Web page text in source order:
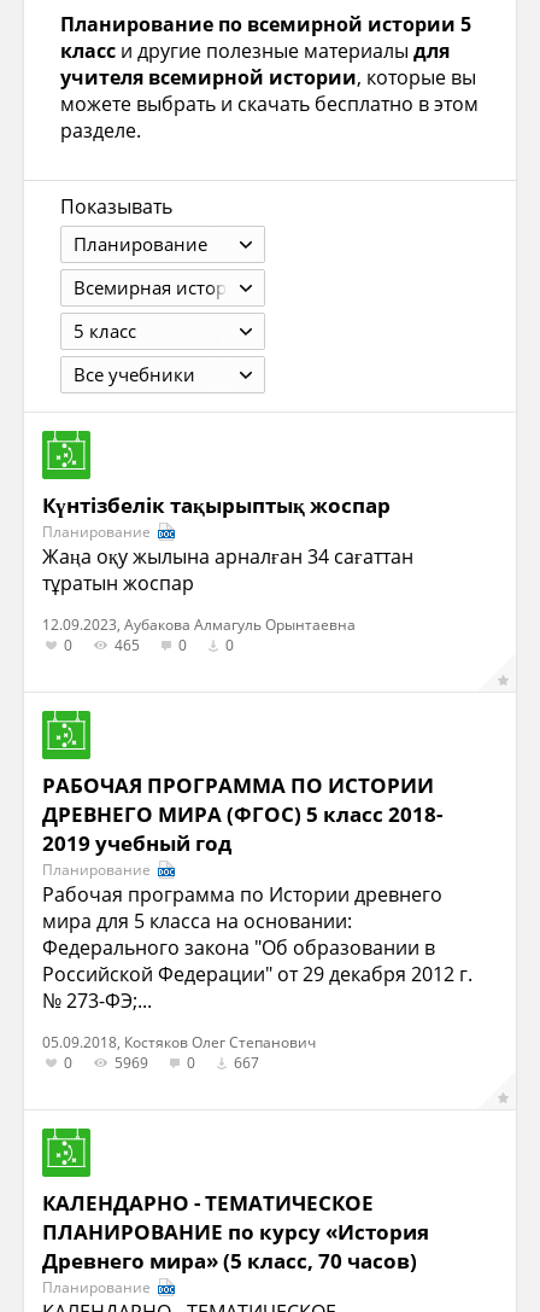
Планирование по всемирной истории 5
класс и другие полезные материалы для
учителя всемирной истории, которые вы
можете выбрать и скачать бесплатно в этом
разделе.
Показывать
Планирование
Всемирная история
5 класс
Все учебники
Күнтізбелік тақырыптық жоспар
Планирование
Жаңа оқу жылына арналған 34 сағаттан
тұратын жоспар
12.09.2023, Аубакова Алмагуль Орынтаевна
0
465 0 0
РАБОЧАЯ ПРОГРАММА ПО ИСТОРИИ
ДРЕВНЕГО МИРА (ФГОС) 5 класс 2018-
2019 учебный год
Планирование
Рабочая программа по Истории древнего
мира для 5 класса на основании:
Федерального закона "Об образовании в
Российской Федерации" от 29 декабря 2012 г.
№ 273-ФЭ;...
05.09.2018, Костяков Олег Степанович
0
5969 0 667
КАЛЕНДАРНО - ТЕМАТИЧЕСКОЕ
ПЛАНИРОВАНИЕ по курсу «История
Древнего мира» (5 класс, 70 часов)
Планирование